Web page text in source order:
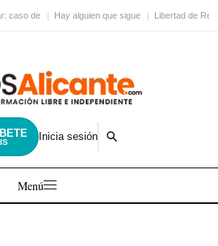
caso de Hay alguien que sigue Libertad de
Inicia sesión
Menú